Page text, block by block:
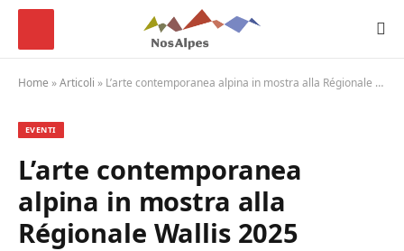
Home »Articoli » L’arte contemporanea alpina in mostra alla Régionale Wallis 2025
EVENTI
L’arte contemporanea
alpina in mostra alla
Régionale Wallis 2025